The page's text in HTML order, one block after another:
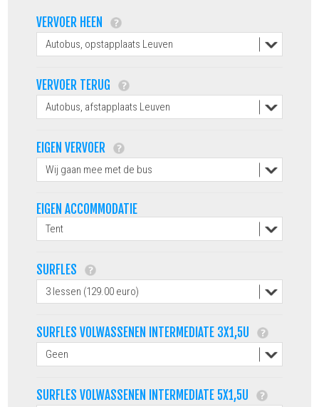
VERVOER HEEN
VERVOER TERUG
EIGEN VERVOER
EIGEN ACCOMMODATIE
SURFLES
SURFLES VOLWASSENEN INTERMEDIATE 3X1,5U
SURFLES VOLWASSENEN INTERMEDIATE 5X1,5U